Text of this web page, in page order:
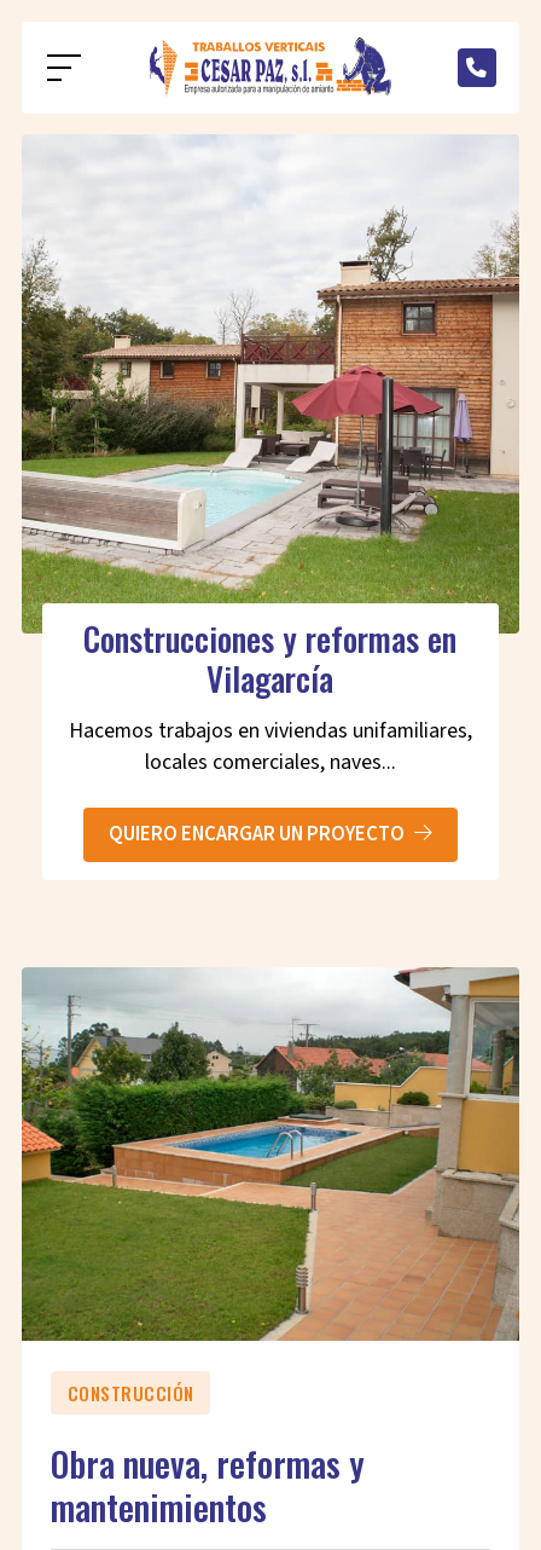
Construcciones y reformas en
Vilagarcía
Hacemos trabajos en viviendas unifamiliares,
locales comerciales, naves...
QUIERO ENCARGAR UN PROYECTO
CONSTRUCCIÓN
Obra nueva, reformas y
mantenimientos